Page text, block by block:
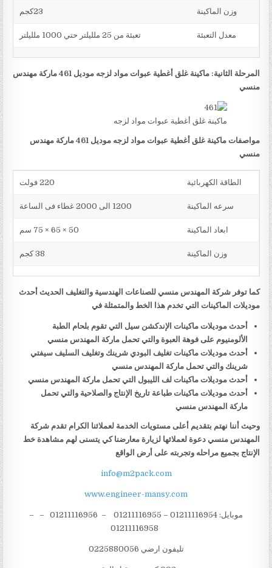
وزن الماكينة
معدل التعبئة تعبئة من 25 ملليلتر حتي 1000 ملليلتر
المرحلة الثانية: ماكينة غلق أغطية عبوات مواد لزجه موديل 461 ماركة مهندس
منسي
ماكينة غلق أغطية عبوات مواد لزجه
مواصفات ماكينة غلق أغطية عبوات مواد لزجه موديل 461 ماركة مهندس
منسي
الطاقة الكهربائية 220 فولت
سرعه الماكينة 1200 الى 2000 غطاء فى الساعة
ابعاد الماكينة 50 × 65 × 75 سم
وزن الماكينة 38 كجم
كما توفر شركة المهندس منسي للصناعات الهندسية والتغليف الحديث أحدث
موديلات الماكينات التي تخدم هذا الخط والمتمثلة في
أحدث موديلات ماكينات الإندكشن سيل التي تقوم بلحام الطبة
الألومنيوم على فوهة العبوة والتي تحمل ماركة المهندس منسي
أحدث موديلات ماكينات تغليف البودي شرينك وتغليف السليف سيفتي
شرينك والتي تحمل ماركة المهندس منسي
أحدث موديلات ماكينات لف الليبول التي تحمل ماركة المهندس منسي
أحدث موديلات ماكينات طباعة تاريخ الإنتاج والصلاحية والتي تحمل
ماركة المهندس منسي
وحيث أننا نهتم بتقديم أعلى مستويات الخدمة لعملائنا الكرام تقدم شركة
المهندس منسي دعوة لعملائها لزيارة معارضنا كي يتسنى لهم مشاهدة خط
الإنتاج بجميع مراحله وتجربته على أرض الواقع
info@m2pack.com
www.engineer-mansy.com
موبايل: 01211116954 – 01211116955 – 01211116956 – –
تليفون ارضي 0225880056